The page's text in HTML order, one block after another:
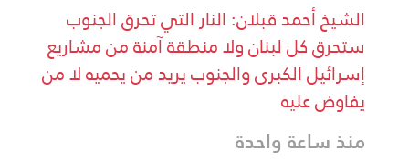
الشيخ أحمد قبلان: النار التي تحرق الجنوب
ستحرق كل لبنان ولا منطقة آمنة من مشاريع
إسرائيل الكبرى والجنوب يريد من يحميه لا من
يفاوض عليه
منذ ساعة واحدة